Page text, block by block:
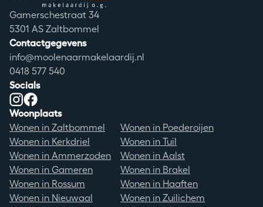
Adres
Gamerschestraat 34
Postcode
5301 AS Zaltbommel
Contactgegevens
info@moolenaarmakelaardij.nl
0418 577 540
Woonplaats
Wonen in Zaltbommel
Wonen in Kerkdriel
Wonen in Ammerzoden
Wonen in Gameren
Wonen in Rossum
Wonen in Nieuwaal
Wonen in Poederoijen
Wonen in Tuil
Wonen in Aalst
Wonen in Brakel
Wonen in Haaften
Wonen in Zuilichem
Socials
Instagram
Facebook